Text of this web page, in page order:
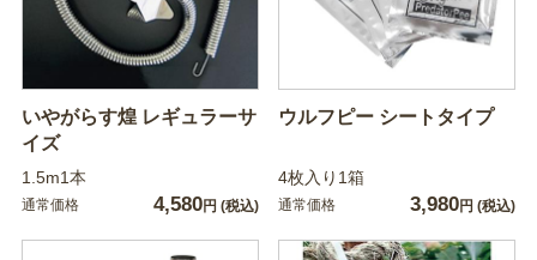
いやがらす煌 レギュラーサ
イズ
1.5m1本
通常価格 4,580円 (税込)
ウルフピー シートタイプ
4枚入り1箱
通常価格 3,980円 (税込)